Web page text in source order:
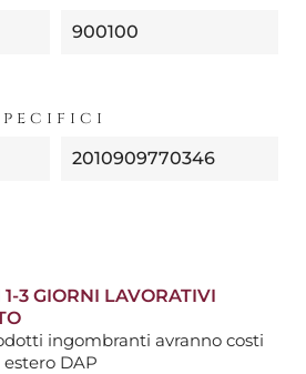
900100
2010909770346
3 GIORNI LAVORATIVI
ingombranti avranno costi
DAP